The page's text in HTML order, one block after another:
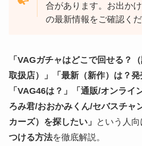
合があります。お出か
の最新情報をご確認くだ
「VAGガチャはどこで回せる？
取扱店）」「最新（新作）は？発
「VAG46は？」「通販/オンライ
ろみ君/おおかみくん/セバスチャ
カーズ）を探したい」
という人向
つける方法を徹底解説。